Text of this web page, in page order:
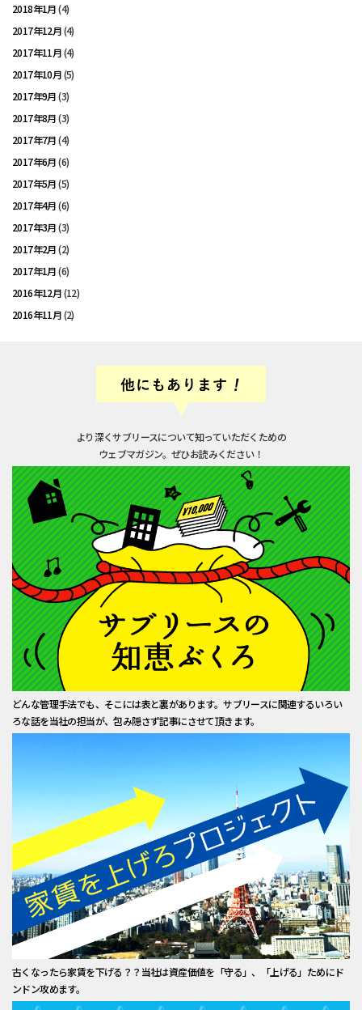
2018年1月(4)
2017年12月(4)
2017年11月(4)
2017年10月(5)
2017年9月(3)
2017年8月(3)
2017年7月(4)
2017年6月(6)
2017年5月(5)
2017年4月(6)
2017年3月(3)
2017年2月(2)
2017年1月(6)
2016年12月(12)
2016年11月(2)
より深くサブリースについて知っていただくための
ウェブマガジン。ぜひお読みください！
どんな管理手法でも、そこには表と裏があります。サブリースに関連するいろい
ろな話を当社の担当が、包み隠さず記事にさせて頂きます。
古くなったら家賃を下げる？？当社は資産価値を「守る」、「上げる」ためにド
ンドン攻めます。